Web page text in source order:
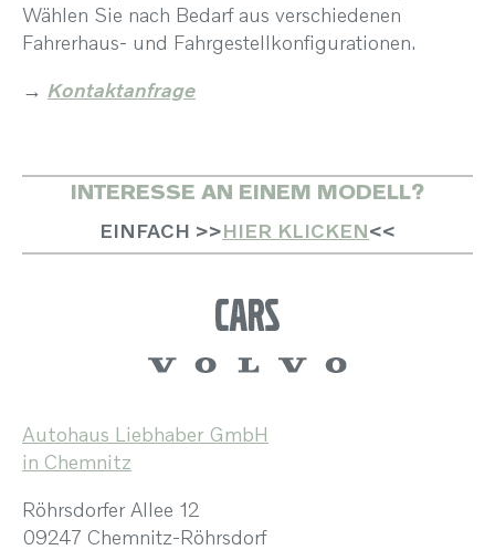
Wählen Sie nach Bedarf aus verschiedenen
Fahrerhaus- und Fahrgestellkonfigurationen.
→ Kontaktanfrage
INTERESSE AN EINEM MODELL?
EINFACH >>HIER KLICKEN<<
Autohaus Liebhaber GmbH
in Chemnitz
Röhrsdorfer Allee 12
09247 Chemnitz-Röhrsdorf